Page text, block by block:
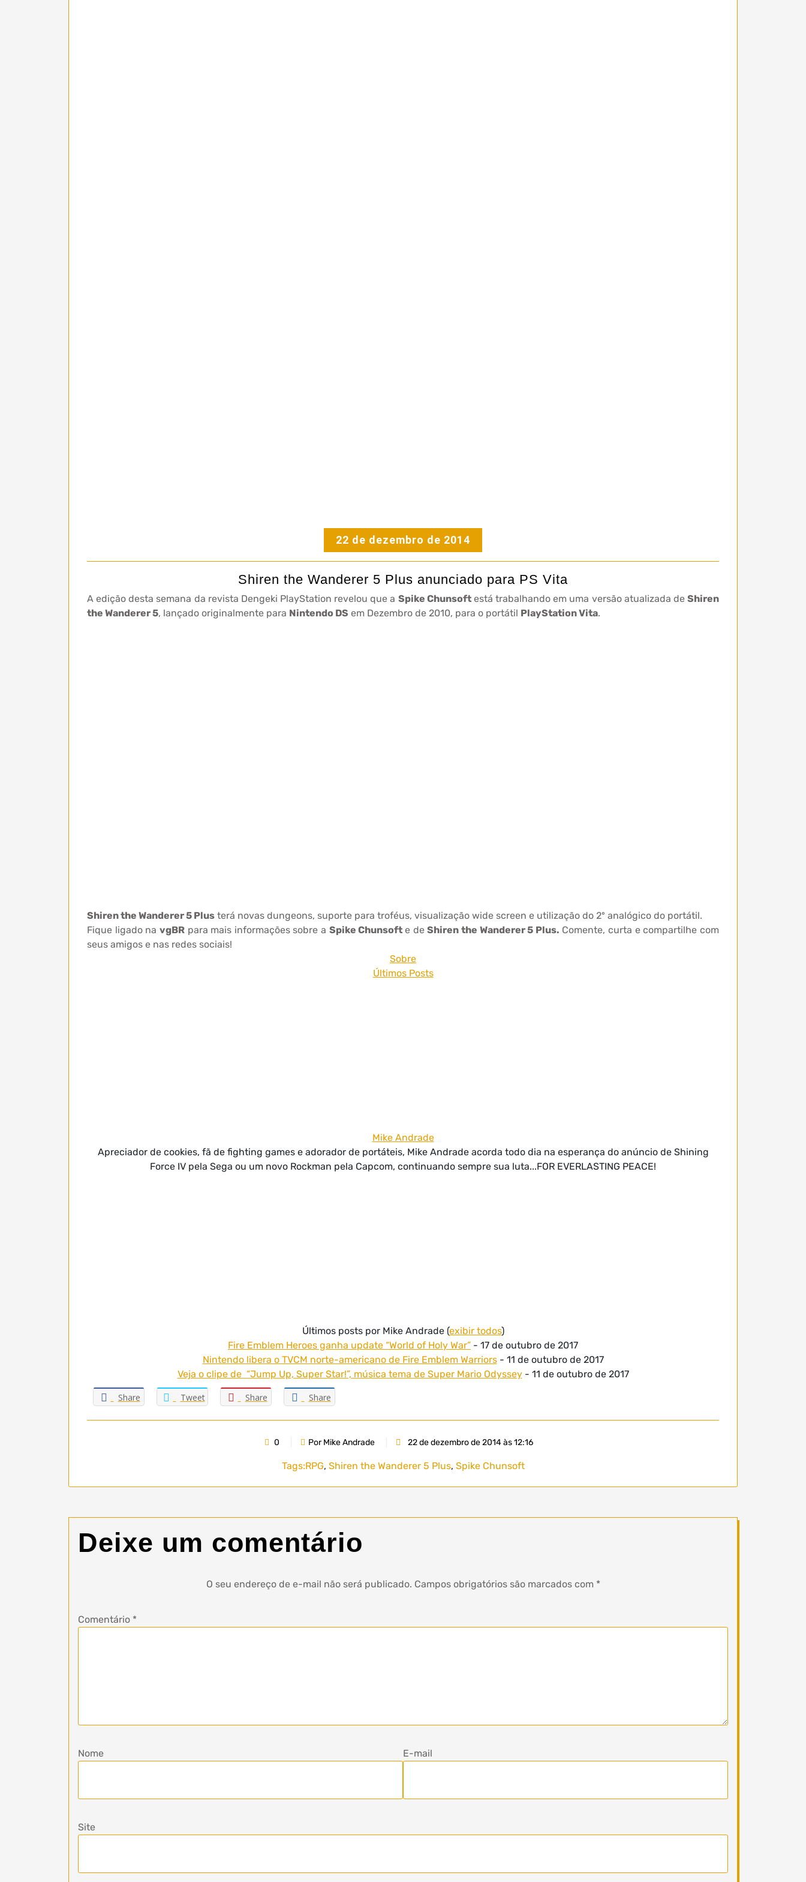
22 de dezembro de 2014
Shiren the Wanderer 5 Plus anunciado para PS Vita
A edição desta semana da revista Dengeki PlayStation revelou que a Spike Chunsoftestá trabalhando em uma versão atualizada deShiren
the Wanderer 5, lançado originalmente para Nintendo DS em Dezembro de 2010, para o portátil PlayStation Vita.
Shiren the Wanderer 5 Plus terá novas dungeons, suporte para troféus, visualização wide screen e utilização do 2º analógico do portátil.
Fique ligado na vgBRpara mais informações sobre a Spike Chunsofte deShiren the Wanderer 5 Plus. Comente, curta e compartilhe com
seus amigos e nas redes sociais!
Sobre
Últimos Posts
Mike Andrade
Apreciador de cookies, fã de fighting games e adorador de portáteis, Mike Andrade acorda todo dia na esperança do anúncio de Shining
Force IV pela Sega ou um novo Rockman pela Capcom, continuando sempre sua luta...FOR EVERLASTING PEACE!
Últimos posts por Mike Andrade (exibir todos)
Fire Emblem Heroes ganha update “World of Holy War” - 17 de outubro de 2017
Nintendo libera o TVCM norte-americano de Fire Emblem Warriors- 11 de outubro de 2017
Veja o clipe de “Jump Up, Super Star!”, música tema de Super Mario Odyssey- 11 de outubro de 2017
Share Tweet Share Share
0 Por Mike Andrade 22 de dezembro de 2014 às 12:16
Tags:RPG, Shiren the Wanderer 5 Plus, Spike Chunsoft
Deixe um comentário
O seu endereço de e-mail não será publicado. Campos obrigatórios são marcados com *
Comentário *
Nome E-mail
Site